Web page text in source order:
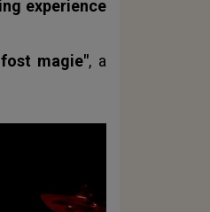
experience
magie", a